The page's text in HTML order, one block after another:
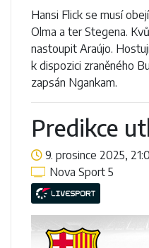
Hansi Flick se musí
Olma a ter Stegena.
nastoupit Araújo.
k dispozici zraněného
zapsán Ngankam.
Predikce
9. prosince 2025,
Nova Sport 5